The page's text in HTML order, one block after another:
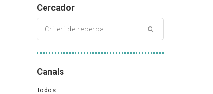
Cercador
Canals
Todos